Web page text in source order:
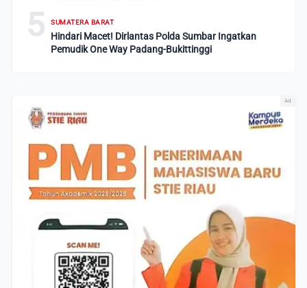
5 SUMATERA BARAT
Hindari Macet! Dirlantas Polda Sumbar Ingatkan
Pemudik One Way Padang-Bukittinggi
Ad